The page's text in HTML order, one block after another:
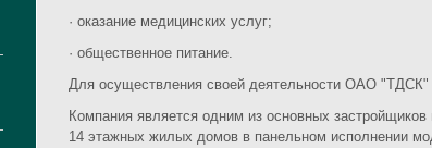
· оказание медицинских услуг;
· общественное питание.
Для осуществления своей деятельности ОАО "ТДСК"
Компания является одним из основных
14 этажных жилых домов в панельном исполнении